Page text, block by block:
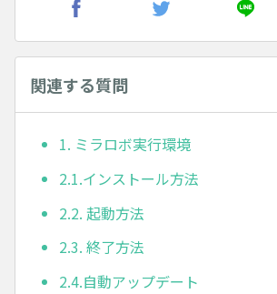
関連する質問
1. ミラロボ実行環境
2.1.インストール方法
2.2. 起動方法
2.3. 終了方法
2.4.自動アップデート